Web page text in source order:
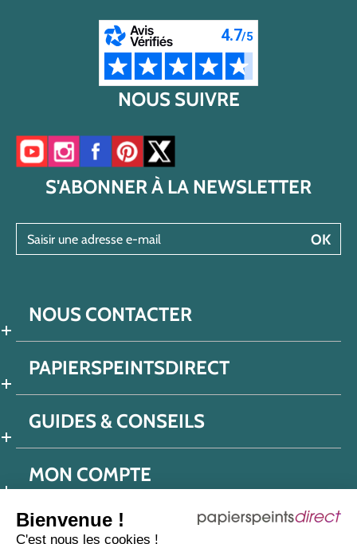
Bienvenue !
C'est nous les cookies !
NOUS SUIVRE
Accéder à notre chaîne YouTube
Accéder à notre compte Instagram
Accéder à notre page Facebook
Accéder à notre compte Pinterest
Accéder à notre compte Twitter/X
S'ABONNER À LA NEWSLETTER
OK
NOUS CONTACTER
PAPIERSPEINTSDIRECT
GUIDES & CONSEILS
MON COMPTE